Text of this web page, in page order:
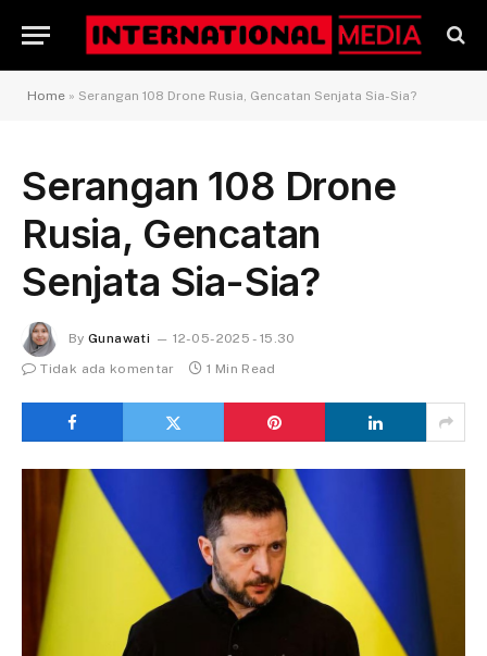
Home » Serangan 108 Drone Rusia, Gencatan Senjata Sia-Sia?
Serangan 108 Drone
Rusia, Gencatan
Senjata Sia-Sia?
By Gunawati
12-05-2025 - 15.30
Tidak ada komentar
1 Min Read